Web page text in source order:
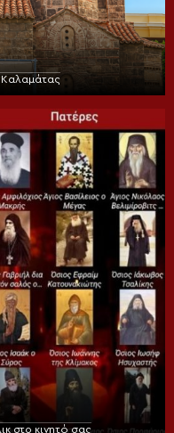
Καλαμάτας
στο κινητό σας